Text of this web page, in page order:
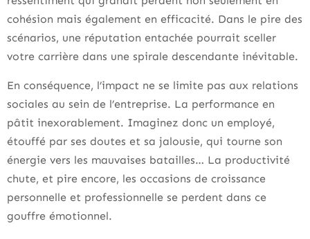
cohésion mais également en efficacité. Dans le pire des
scénarios, une réputation entachée pourrait sceller
votre carrière dans une spirale descendante inévitable.
En conséquence, l’impact ne se limite pas aux relations
sociales au sein de l’entreprise. La performance en
pâtit inexorablement. Imaginez donc un employé,
étouffé par ses doutes et sa jalousie, qui tourne son
énergie vers les mauvaises batailles… La productivité
chute, et pire encore, les occasions de croissance
personnelle et professionnelle se perdent dans ce
gouffre émotionnel.